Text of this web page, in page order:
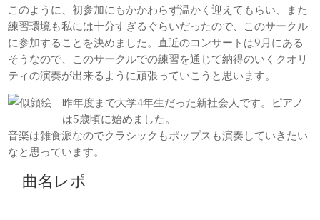
このように、初参加にもかかわらず温かく迎えてもらい、また
練習環境も私には十分すぎるぐらいだったので、このサークル
に参加することを決めました。直近のコンサートは9月にある
そうなので、このサークルでの練習を通じて納得のいくクオリ
ティの演奏が出来るように頑張っていこうと思います。
昨年度まで大学4年生だった新社会人です。ピアノ
は5歳頃に始めました。
音楽は雑食派なのでクラシックもポップスも演奏していきたい
なと思っています。
曲名レポ